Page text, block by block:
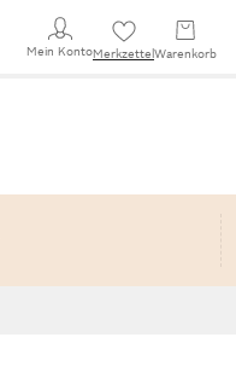
Mein KontoMerkzettel Warenkorb